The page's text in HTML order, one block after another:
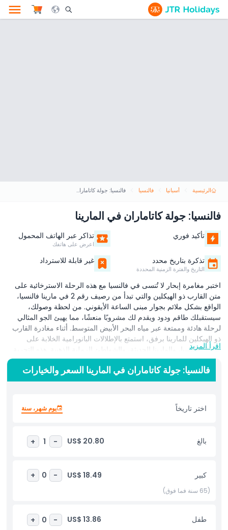
Search Opener Icon
الرئيسية أسبانيا فالنسيا فالنسيا: جولة كاتاماران في المارينا
فالنسيا: جولة كاتاماران في المارينا
تأكيد فوري تذاكر عبر الهاتف المحمول
اعرض على هاتفك
تذكرة بتاريخ محدد
التاريخ والفترة الزمنية المحددة
غير قابلة للاسترداد
اختبر مغامرة إبحار لا تُنسى في فالنسيا مع هذه الرحلة الاسترخائية على
متن القارب ذو الهيكلين والتي تبدأ من رصيف رقم 2 في مارينا فالنسيا،
الواقع بشكل ملائم بجوار مبنى الساعة الأيقوني. من لحظة وصولك،
سيستقبلك طاقم ودود ويقدم لك مشروبًا منعشًا، مما يهيئ الجو المثالي
لرحلة هادئة وممتعة عبر مياه البحر الأبيض المتوسط. أثناء مغادرة القارب
ذو الهيكلين للمارينا برفق، استمتع بالإطلالات البانورامية الخلابة على
ساحل فالنسيا، والمارينا الحديثة، والشواطئ الرملية الذهبية. هذه التجربة
مثالية للمسافرين الذين يرغبون في الاسترخاء أثناء استكشاف واحدة من
أجمل الوجهات الساحلية في إسبانيا. تم تصميم القارب ذو الهيكلين لأقصى
درجات الراحة، ويتميز بساحة مفتوحة فسيحة حيث يمكنك الاسترخاء تحت
الهروب من الحر. توفر المرافق على متن القارب مثل الحمامات النظيفة
والمقاعد المريحة رحلة خالية من المتاعب للعائلات، والأزواج، والمسافرين
طبيعية خلابة، أو طريقة فريدة للاستمتاع بفالنسيا، فإن هذه الرحلة البحرية
على متن القارب ذو الهيكلين تقدم المزيج المثالي من الاسترخاء،
أبرز المعالم
اقرأ المزيد
فالنسيا: جولة كاتاماران في المارينا السعر والخيارات
اختر تاريخاً يوم شهر، سنة
بالغ US$ 20.80
-
1
+
كبير US$ 18.49
-
0
+
(65 سنة فما فوق)
طفل US$ 13.86
-
0
+